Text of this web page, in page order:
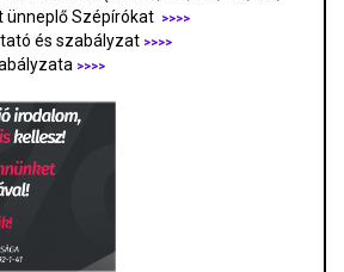
ünneplő Szépírókat
>>>>
és szabályzat >>>>
>>>>